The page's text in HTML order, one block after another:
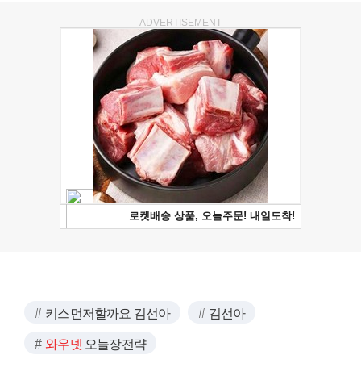
ADVERTISEMENT
키스먼저할까요 김선아 김선아
와우넷 오늘장전략